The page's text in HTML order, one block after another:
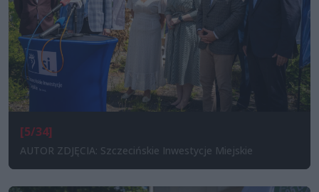
[5/34]
AUTOR ZDJĘCIA: Szczecińskie Inwestycje Miejskie